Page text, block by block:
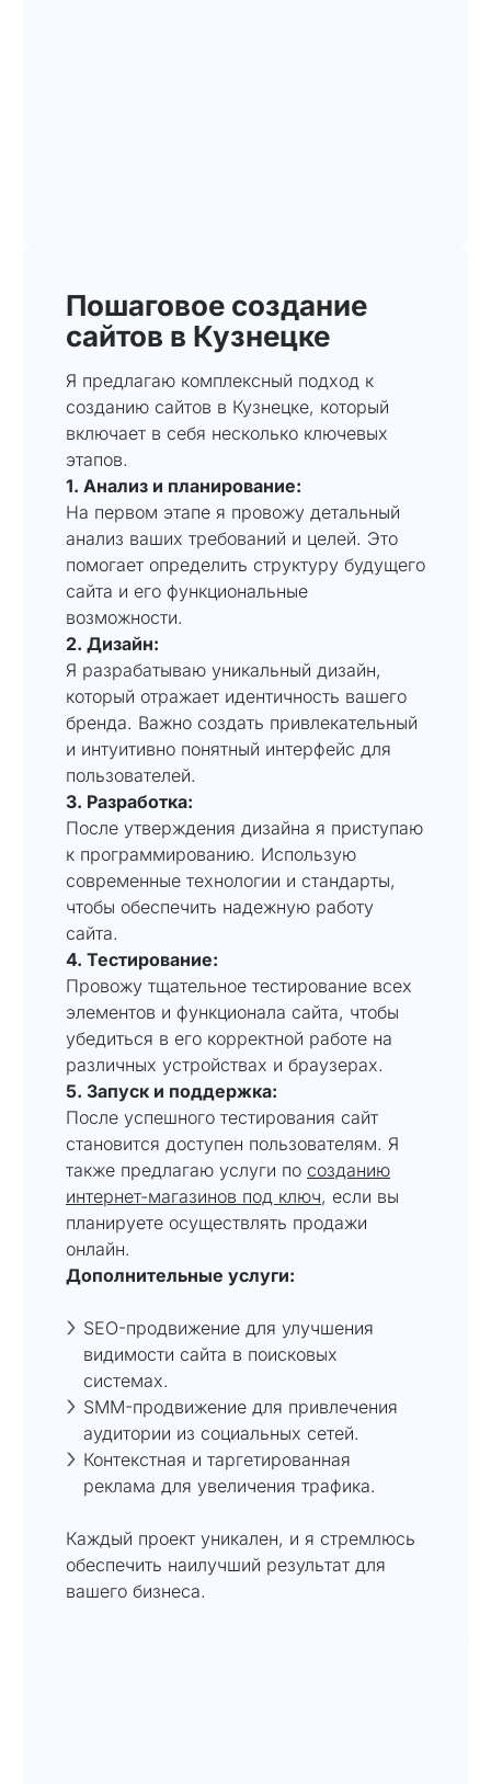
Пошаговое создание
сайтов в Кузнецке
Я предлагаю комплексный подход к
созданию сайтов в Кузнецке, который
включает в себя несколько ключевых
этапов.
1. Анализ и планирование:
На первом этапе я провожу детальный
анализ ваших требований и целей. Это
помогает определить структуру будущего
сайта и его функциональные
возможности.
2. Дизайн:
Я разрабатываю уникальный дизайн,
который отражает идентичность вашего
бренда. Важно создать привлекательный
и интуитивно понятный интерфейс для
пользователей.
3. Разработка:
После утверждения дизайна я приступаю
к программированию. Использую
современные технологии и стандарты,
чтобы обеспечить надежную работу
сайта.
4. Тестирование:
Провожу тщательное тестирование всех
элементов и функционала сайта, чтобы
убедиться в его корректной работе на
различных устройствах и браузерах.
5. Запуск и поддержка:
После успешного тестирования сайт
становится доступен пользователям. Я
также предлагаю услуги по созданию
интернет-магазинов под ключ, если вы
планируете осуществлять продажи
онлайн.
Дополнительные услуги:
SEO-продвижение для улучшения
видимости сайта в поисковых
системах.
SMM-продвижение для привлечения
аудитории из социальных сетей.
Контекстная и таргетированная
реклама для увеличения трафика.
Каждый проект уникален, и я стремлюсь
обеспечить наилучший результат для
вашего бизнеса.